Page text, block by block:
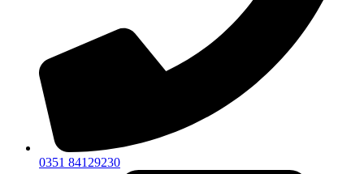
0351 84129230